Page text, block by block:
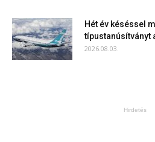
Hét év késéssel
típustanúsítványt
2026.08.03.
Hirdetés